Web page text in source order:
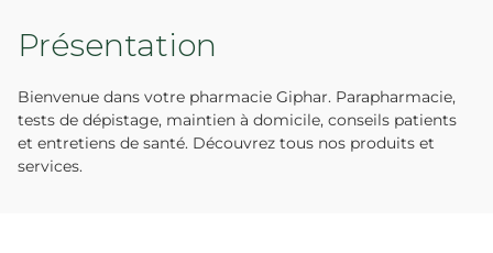
Présentation
Bienvenue dans votre pharmacie Giphar. Parapharmacie,
tests de dépistage, maintien à domicile, conseils patients
et entretiens de santé. Découvrez tous nos produits et
services.